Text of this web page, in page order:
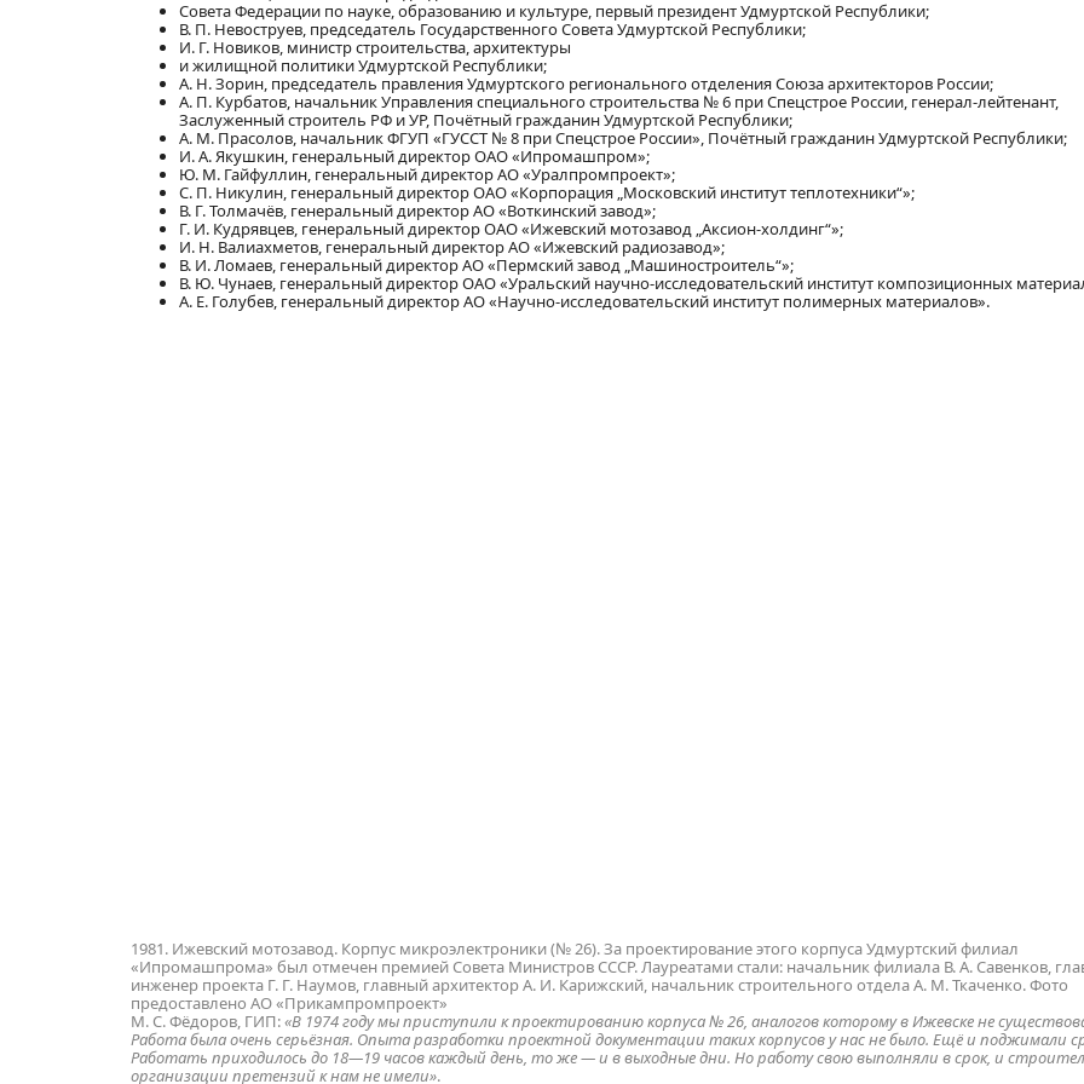
Совета Федерации по науке, образованию и культуре, первый президент Удмуртской Республики;
В. П. Невоструев, председатель Государственного Совета Удмуртской Республики;
И. Г. Новиков, министр строительства, архитектуры
и жилищной политики Удмуртской Республики;
А. Н. Зорин, председатель правления Удмуртского регионального отделения Союза архитекторов России;
А. П. Курбатов, начальник Управления специального строительства № 6 при Спецстрое России, генерал-лейтенант,
Заслуженный строитель РФ и УР, Почётный гражданин Удмуртской Республики;
А. М. Прасолов, начальник ФГУП «ГУССТ № 8 при Спецстрое России», Почётный гражданин Удмуртской Республики;
И. А. Якушкин, генеральный директор ОАО «Ипромашпром»;
Ю. М. Гайфуллин, генеральный директор АО «Уралпромпроект»;
С. П. Никулин, генеральный директор ОАО «Корпорация „Московский институт теплотехники“»;
В. Г. Толмачёв, генеральный директор АО «Воткинский завод»;
Г. И. Кудрявцев, генеральный директор ОАО «Ижевский мотозавод „Аксион-холдинг“»;
И. Н. Валиахметов, генеральный директор АО «Ижевский радиозавод»;
В. И. Ломаев, генеральный директор АО «Пермский завод „Машиностроитель“»;
В. Ю. Чунаев, генеральный директор ОАО «Уральский научно-исследовательский институт композиционных
А. Е. Голубев, генеральный директор АО «Научно-исследовательский институт полимерных материалов».
1981. Ижевский мотозавод. Корпус микроэлектроники (№ 26). За проектирование этого корпуса Удмуртский филиал
«Ипромашпрома» был отмечен премией Совета Министров СССР. Лауреатами стали: начальник филиала В. А. Савенков,
инженер проекта Г. Г. Наумов, главный архитектор А. И. Карижский, начальник строительного отдела А. М. Ткаченко. Фото
предоставлено АО «Прикампромпроект»
М. С. Фёдоров, ГИП:«В 1974 году мы приступили к проектированию корпуса № 26, аналогов которому в Ижевске не
Работа была очень серьёзная. Опыта разработки проектной документации таких корпусов у нас не было. Ещё и поджимали
Работать приходилось до 18—19 часов каждый день, то же — и в выходные дни. Но работу свою выполняли в срок, и
организации претензий к нам не имели».